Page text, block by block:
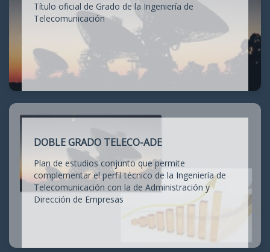
Título oficial de Grado de la Ingeniería de
Telecomunicación
DOBLE GRADO TELECO-ADE
Plan de estudios conjunto que permite
complementar el perfil técnico de la Ingeniería de
Telecomunicación con la de Administración y
Dirección de Empresas